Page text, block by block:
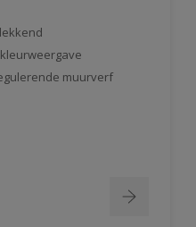
muurverf